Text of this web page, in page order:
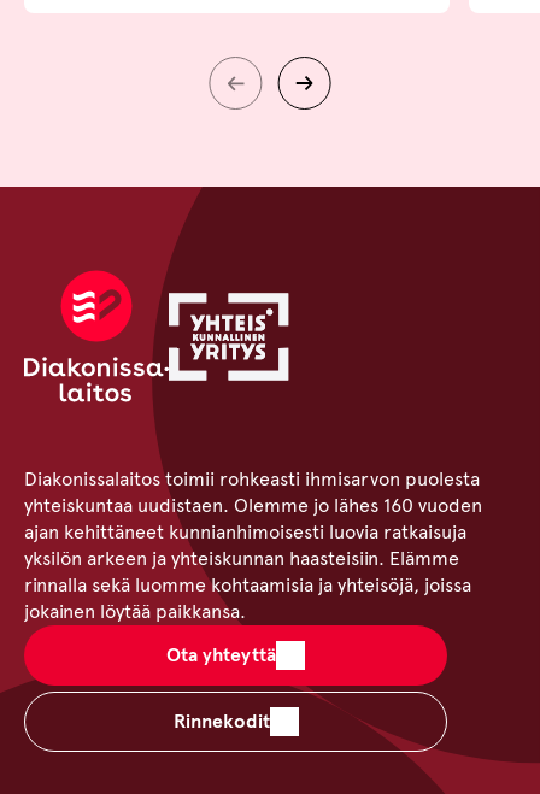
Diakonissalaitos toimii rohkeasti ihmisarvon puolesta
yhteiskuntaa uudistaen. Olemme jo lähes 160 vuoden
ajan kehittäneet kunnianhimoisesti luovia ratkaisuja
yksilön arkeen ja yhteiskunnan haasteisiin. Elämme
rinnalla sekä luomme kohtaamisia ja yhteisöjä, joissa
jokainen löytää paikkansa.
Ota yhteyttä
Rinnekodit